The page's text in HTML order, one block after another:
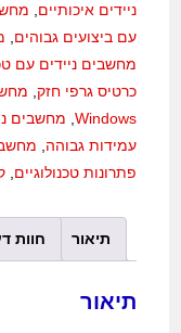
ניידים איכותיים
עם ביצועים גבוהים
מחשבים ניידים עם
כרטיס גרפי חזק
Windows מחשבים
עמידות גבוהה
פתרונות טכנולוגיים ,
תיאור חוות
תיאור